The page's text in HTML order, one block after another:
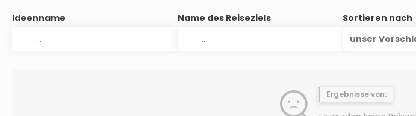
Ideenname Name des Reiseziels
Sortieren nach
unser
Ergebnisse von: